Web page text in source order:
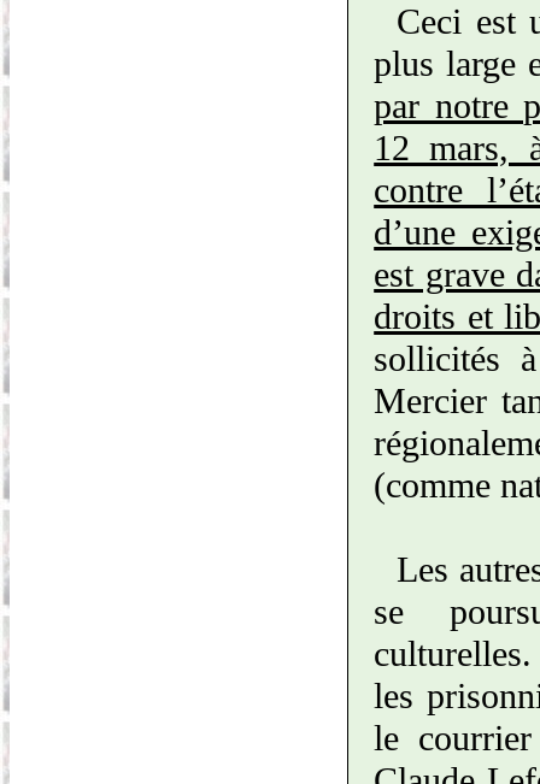
Ceci est
plus large
par notre
12 mars,
contre
d’une
est grave
droits et
sollicités
Mercier
(comme
Les
se
les
le